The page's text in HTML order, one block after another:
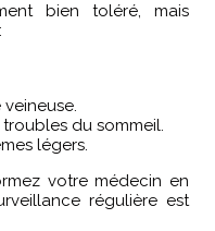
bien toléré, mais
du sommeil.
légers.
votre médecin en
régulière est